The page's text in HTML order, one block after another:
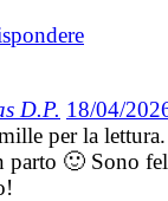
D.P. 18/04/
per la
parto 🙂 Sono